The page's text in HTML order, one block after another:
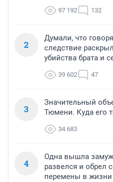
97 192 132
2
Думали, что
следствие
убийства брата и
39 602 47
3
Значительный
Тюмени. Куда его
34 683
4
Одна вышла замуж
развелся и обрел
перемены в жизни